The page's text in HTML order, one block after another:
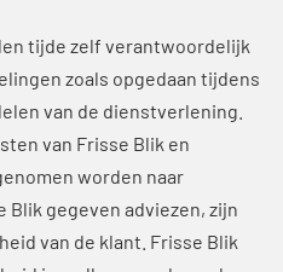
tijde zelf verantwoordelijk
zoals opgedaan tijdens
van de dienstverlening.
van Frisse Blik en
worden naar
Blik gegeven adviezen, zijn
van de klant. Frisse Blik